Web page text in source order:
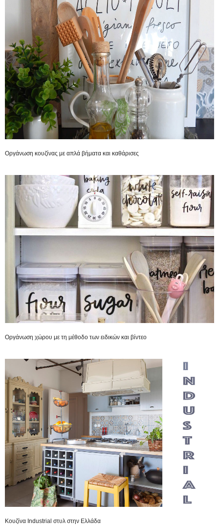
Οργάνωση κουζίνας με απλά βήματα και καθάρισες
Οργάνωση χώρου με τη μέθοδο των ειδικών και βίντεο
Κουζίνα Industrial στυλ στην Ελλάδα